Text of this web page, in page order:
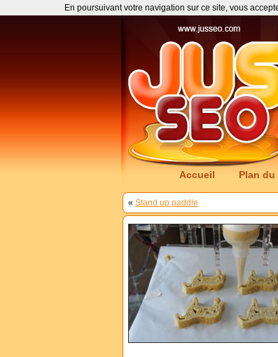
Accueil Plan du
« Stand up paddle
En poursuivant votre navigation sur ce site, vous